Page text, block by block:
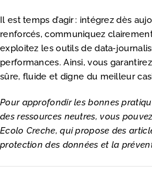
Il est temps d’agir : intégrez dès
renforcés, communiquez
exploitez les outils de
performances. Ainsi, vous
sûre, fluide et digne du meilleur
Pour approfondir les bonnes
des ressources neutres, vous
Ecolo Creche, qui propose des
protection des données et la